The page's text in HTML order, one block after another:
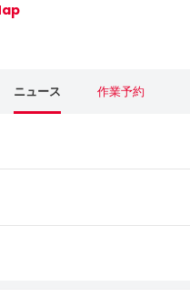
ニュース 作業予約